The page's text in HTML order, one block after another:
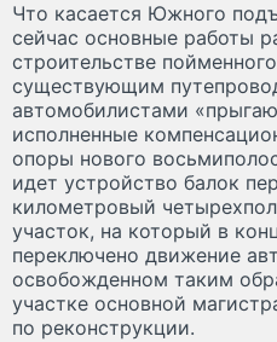
Что касается Южного
сейчас основные работы
строительстве
существующим
автомобилистами
исполненные
опоры нового
идет устройство балок
километровый
участок, на который в
переключено движение
освобожденном таким
участке основной
по реконструкции.